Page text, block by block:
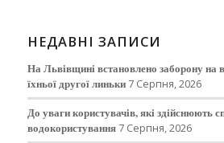
НЕДАВНІ ЗАПИСИ
На Львівщині встановлено заборону на
їхньої другої линьки 7 Серпня, 2026
До уваги користувачів, які здійснюють
водокористування 7 Серпня, 2026